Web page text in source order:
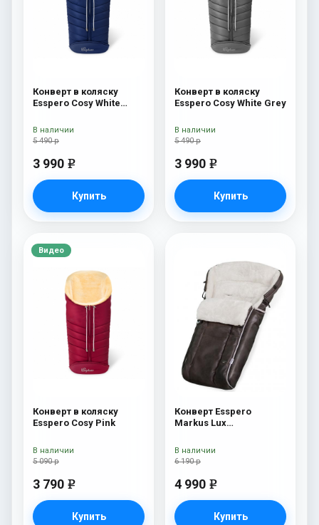
Конверт в коляску
Esspero Cosy White
5 490 р
3 990 e
Купить
В наличии
Конверт в коляску
Esspero Cosy White Grey
5 490 р
3 990 e
Купить
В наличии
Видео
Конверт в коляску
Esspero Cosy Pink
5 090 р
3 790 e
Купить
В наличии
Конверт Esspero
Markus Lux
овечья шерсть) Brown
6 190 р
4 990 e
Купить
В наличии